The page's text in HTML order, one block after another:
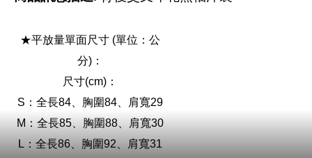
★平放量單面尺寸 (單位：公
分)：
尺寸(cm)：
S：全長84、胸圍84、肩寬29
M：全長85、胸圍88、肩寬30
L：全長86、胸圍92、肩寬31